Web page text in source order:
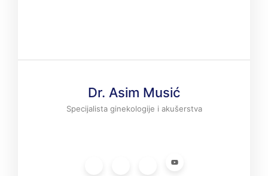
Dr. Asim Musić
Specijalista ginekologije i akušerstva